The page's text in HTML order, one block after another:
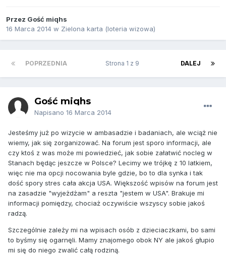
Przez Gość miqhs
16 Marca 2014 w Zielona karta (loteria wizowa)
POPRZEDNIA DALEJ
Strona 1 z 9
Gość miqhs
Napisano 16 Marca 2014
Jesteśmy już po wizycie w ambasadzie i badaniach, ale wciąż nie
wiemy, jak się zorganizować. Na forum jest sporo informacji, ale
czy ktoś z was może mi powiedzieć, jak sobie załatwić nocleg w
Stanach będąc jeszcze w Polsce? Lecimy we trójkę z 10 latkiem,
więc nie ma opcji nocowania byle gdzie, bo to dla synka i tak
dość spory stres cała akcja USA. Większość wpisów na forum jest
na zasadzie "wyjeżdżam" a reszta "jestem w USA". Brakuje mi
informacji pomiędzy, chociaż oczywiście wszyscy sobie jakoś
radzą.
Szczególnie zależy mi na wpisach osób z dzieciaczkami, bo sami
to byśmy się ogarnęli. Mamy znajomego obok NY ale jakoś głupio
mi się do niego zwalić całą rodziną.